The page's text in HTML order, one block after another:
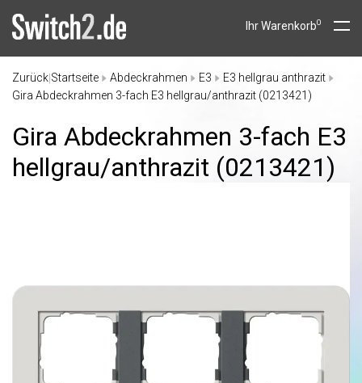
Ihr Warenkorb0
Zurück Startseite Abdeckrahmen E3
E3 hellgrau anthrazit
Gira Abdeckrahmen 3-fach E3 hellgrau/anthrazit (0213421)
Gira Abdeckrahmen 3-fach E3
hellgrau/anthrazit (0213421)